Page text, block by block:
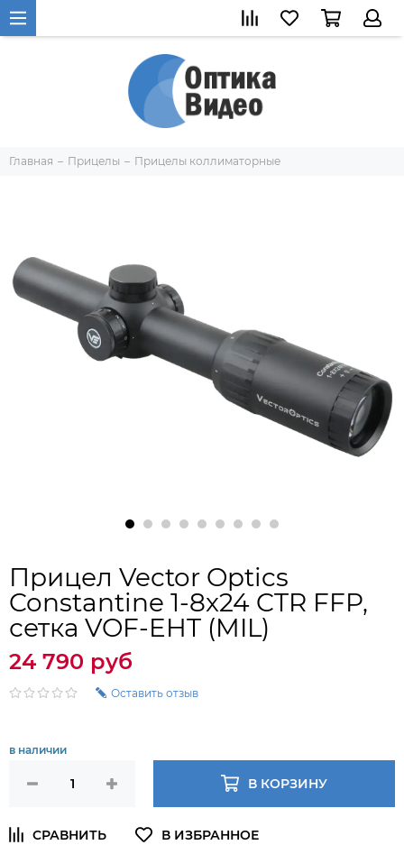
Главная Прицелы Прицелы коллиматорные
Прицел Vector Optics
Constantine 1-8x24 CTR FFP,
сетка VOF-EHT (MIL)
24 790 руб
Оставить отзыв
в наличии
В КОРЗИНУ